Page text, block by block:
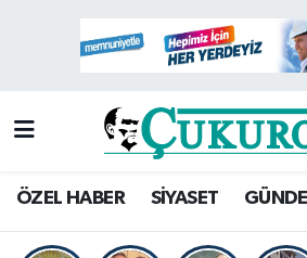
ÖZEL HABER SİYASET
Mersin Hava Durumu
Mersin Namaz Vakitleri
Mersin Trafik Yoğunluk